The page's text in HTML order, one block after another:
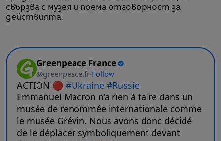
свързва с музея и поема отговорност за
действията.